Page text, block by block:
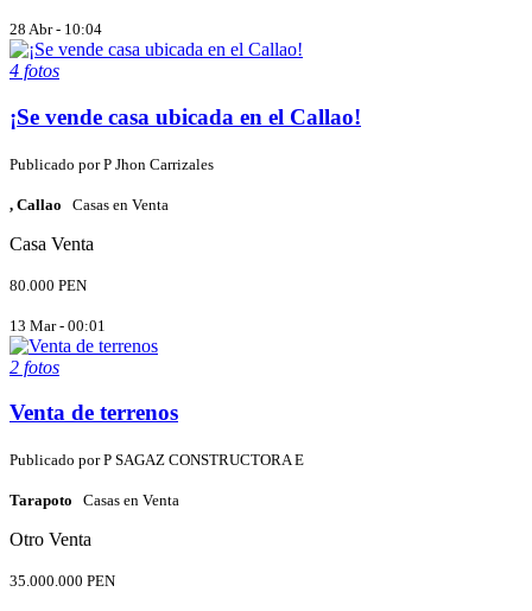
28 Abr - 10:04
4 fotos
¡Se vende casa ubicada en el Callao!
Publicado porP Jhon Carrizales
, Callao Casas en Venta
Casa Venta
80.000 PEN
13 Mar - 00:01
2 fotos
Venta de terrenos
Publicado porP SAGAZ CONSTRUCTORA E
Tarapoto Casas en Venta
Otro Venta
35.000.000 PEN